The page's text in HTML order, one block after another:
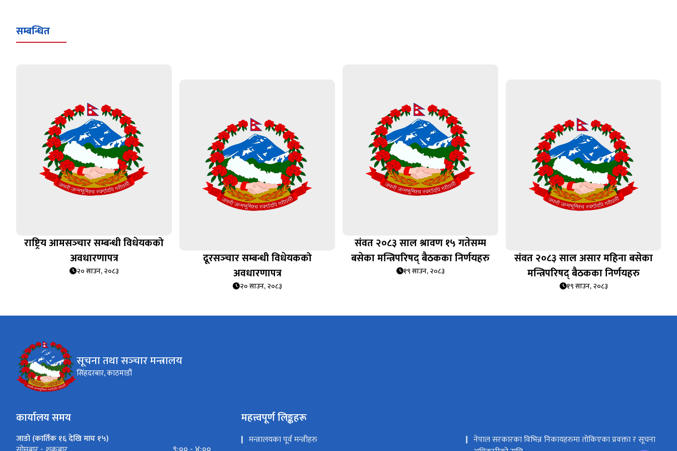
सम्बन्धित
राष्ट्रिय आमसञ्‍चार सम्बन्धी विधेयकको
अवधारणापत्र
२० साउन, २०८३
दूरसञ्‍चार सम्बन्धी विधेयकको
अवधारणापत्र
२० साउन, २०८३
संवत २०८३ साल श्रावण १५ गतेसम्म
बसेका मन्त्रिपरिषद् बैठकका निर्णयहरु
१९ साउन, २०८३
संवत २०८३ साल असार महिना बसेका
मन्त्रिपरिषद् बैठकका निर्णयहरु
१९ साउन, २०८३
सूचना तथा सञ्‍चार मन्त्रालय
सिंहदरबार, काठमाडौं
कार्यालय समय
जाडो (कार्तिक १६ देखि माघ १५)
महत्त्वपूर्ण लिङ्कहरू
मन्त्रालयका पूर्व मन्त्रीहरु
नेपाल सरकारका विभिन्न निकायहरुमा तोकिएका प्रवक्ता र सूचना